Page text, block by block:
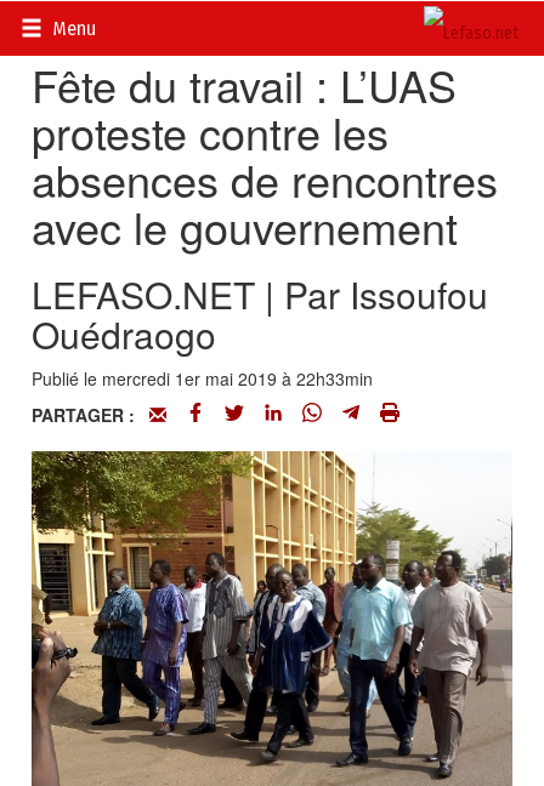
Menu
Accueil>
Fête du travail : L’UAS
proteste contre les
absences de rencontres
avec le gouvernement
LEFASO.NET | Par Issoufou
Ouédraogo
Publié le mercredi 1er mai 2019 à 22h33min
PARTAGER :